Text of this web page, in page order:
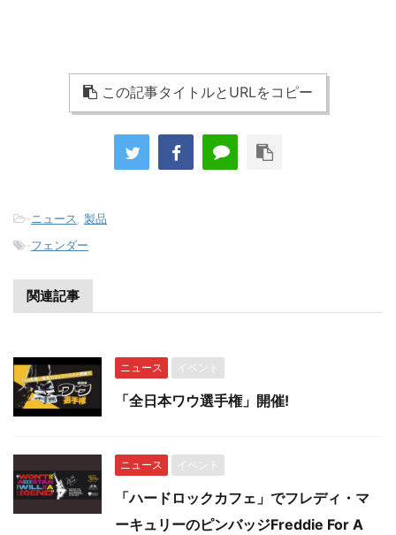
この記事タイトルとURLをコピー
-ニュース, 製品
-フェンダー
関連記事
ニュース イベント
「全日本ワウ選手権」開催!
ニュース イベント
「ハードロックカフェ」でフレディ・マ
ーキュリーのピンバッジFreddie For A